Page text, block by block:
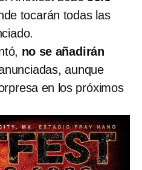
tocarán todas las
no se añadirán
aunque
en los próximos